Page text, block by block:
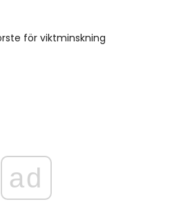
för viktminskning
ad